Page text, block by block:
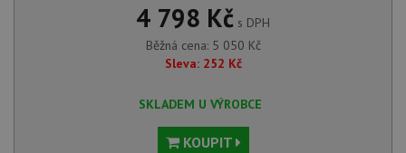
4 798 Kč s DPH
Běžná cena: 5 050 Kč
Sleva: 252 Kč
SKLADEM U VÝROBCE
KOUPIT